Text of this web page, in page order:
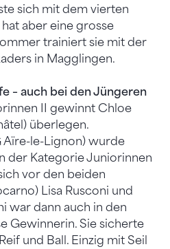
sich mit dem vierten
aber eine grosse
trainiert sie mit der
in Magglingen.
– auch bei den Jüngeren
II gewinnt Chloe
überlegen.
Aïre-le-Lignon) wurde
der Kategorie Juniorinnen
sich vor den beiden
Lisa Rusconi und
war dann auch in den
Gewinnerin. Sie sicherte
und Ball. Einzig mit Seil